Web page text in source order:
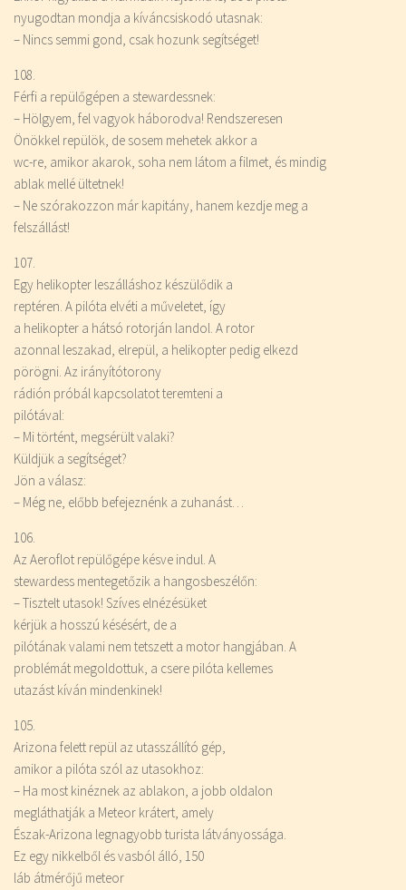
nyugodtan mondja a kíváncsiskodó utasnak:
– Nincs semmi gond, csak hozunk segítséget!
108.
Férfi a repülőgépen a stewardessnek:
– Hölgyem, fel vagyok háborodva! Rendszeresen
Önökkel repülök, de sosem mehetek akkor a
wc-re, amikor akarok, soha nem látom a filmet, és mindig
ablak mellé ültetnek!
– Ne szórakozzon már kapitány, hanem kezdje meg a
felszállást!
107.
Egy helikopter leszálláshoz készülődik a
reptéren. A pilóta elvéti a műveletet, így
a helikopter a hátsó rotorján landol. A rotor
azonnal leszakad, elrepül, a helikopter pedig elkezd
pörögni. Az irányítótorony
rádión próbál kapcsolatot teremteni a
pilótával:
– Mi történt, megsérült valaki?
Küldjük a segítséget?
Jön a válasz:
– Még ne, előbb befejeznénk a zuhanást…
106.
Az Aeroflot repülőgépe késve indul. A
stewardess mentegetőzik a hangosbeszélőn:
– Tisztelt utasok! Szíves elnézésüket
kérjük a hosszú késésért, de a
pilótának valami nem tetszett a motor hangjában. A
problémát megoldottuk, a csere pilóta kellemes
utazást kíván mindenkinek!
105.
Arizona felett repül az utasszállító gép,
amikor a pilóta szól az utasokhoz:
– Ha most kinéznek az ablakon, a jobb oldalon
megláthatják a Meteor krátert, amely
Észak-Arizona legnagyobb turista látványossága.
Ez egy nikkelből és vasból álló, 150
láb átmérőjű meteor